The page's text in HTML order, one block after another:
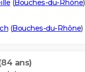
(Bouches-du-Rhône)
(Bouches-du-Rhône)
ans)